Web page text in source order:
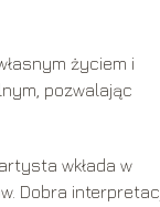
życiem i
pozwalając
wkłada w
Dobra